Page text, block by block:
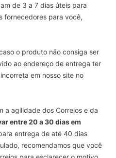
de 3 a 7 dias úteis para
fornecedores para você,
o produto não consiga ser
ao endereço de entrega ter
em nosso site no
a agilidade dos Correios e da
entre 20 a 30 dias em
entrega de até 40 dias
recomendamos que você